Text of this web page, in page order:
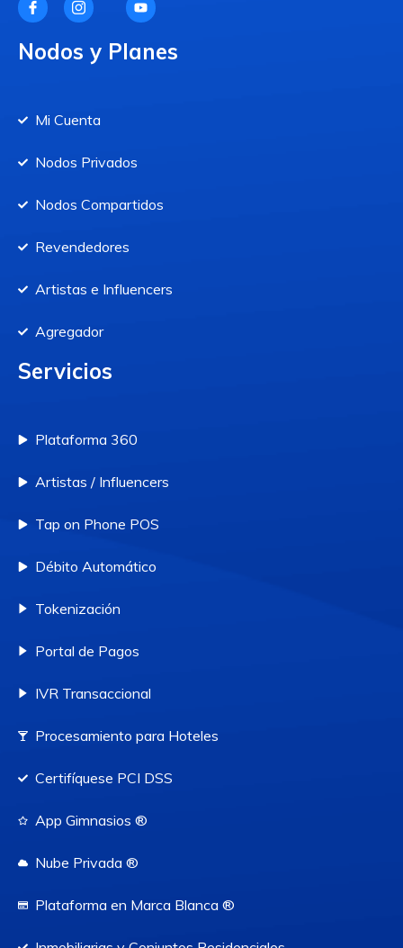
Nodos y Planes
Mi Cuenta
Nodos Privados
Nodos Compartidos
Revendedores
Artistas e Influencers
Agregador
Servicios
Plataforma 360
Artistas / Influencers
Tap on Phone POS
Débito Automático
Tokenización
Portal de Pagos
IVR Transaccional
Procesamiento para Hoteles
Certifíquese PCI DSS
App Gimnasios ®
Nube Privada ®
Plataforma en Marca Blanca ®